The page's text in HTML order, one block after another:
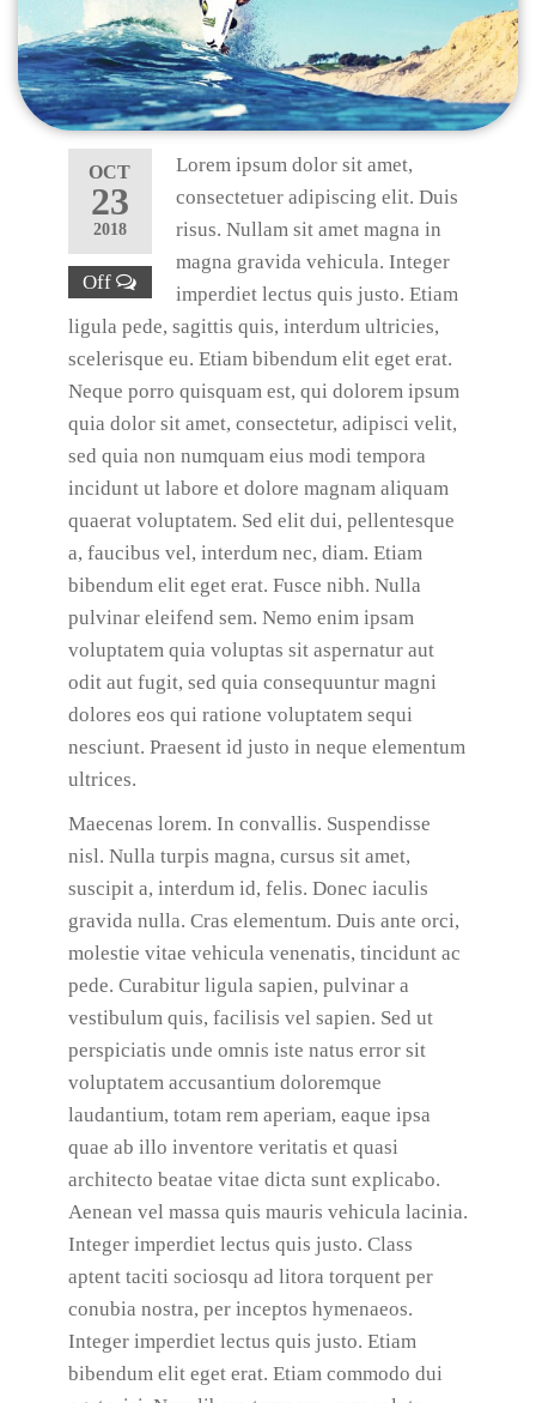
OCT
23
2018
Off
Lorem ipsum dolor sit amet,
consectetuer adipiscing elit. Duis
risus. Nullam sit amet magna in
magna gravida vehicula. Integer
imperdiet lectus quis justo. Etiam
ligula pede, sagittis quis, interdum ultricies,
scelerisque eu. Etiam bibendum elit eget erat.
Neque porro quisquam est, qui dolorem ipsum
quia dolor sit amet, consectetur, adipisci velit,
sed quia non numquam eius modi tempora
incidunt ut labore et dolore magnam aliquam
quaerat voluptatem. Sed elit dui, pellentesque
a, faucibus vel, interdum nec, diam. Etiam
bibendum elit eget erat. Fusce nibh. Nulla
pulvinar eleifend sem. Nemo enim ipsam
voluptatem quia voluptas sit aspernatur aut
odit aut fugit, sed quia consequuntur magni
dolores eos qui ratione voluptatem sequi
nesciunt. Praesent id justo in neque elementum
ultrices.
Maecenas lorem. In convallis. Suspendisse
nisl. Nulla turpis magna, cursus sit amet,
suscipit a, interdum id, felis. Donec iaculis
gravida nulla. Cras elementum. Duis ante orci,
molestie vitae vehicula venenatis, tincidunt ac
pede. Curabitur ligula sapien, pulvinar a
vestibulum quis, facilisis vel sapien. Sed ut
perspiciatis unde omnis iste natus error sit
voluptatem accusantium doloremque
laudantium, totam rem aperiam, eaque ipsa
quae ab illo inventore veritatis et quasi
architecto beatae vitae dicta sunt explicabo.
Aenean vel massa quis mauris vehicula lacinia.
Integer imperdiet lectus quis justo. Class
aptent taciti sociosqu ad litora torquent per
conubia nostra, per inceptos hymenaeos.
Integer imperdiet lectus quis justo. Etiam
bibendum elit eget erat. Etiam commodo dui